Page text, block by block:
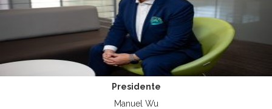
Presidente
Manuel Wu